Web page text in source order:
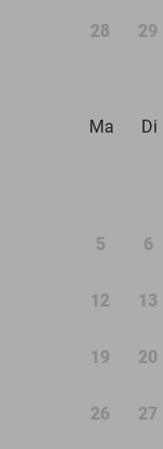
28 29
Ma
Di
5 6
12 13
19 20
26 27